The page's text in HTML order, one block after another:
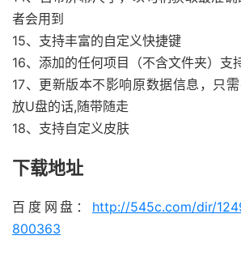
者会用到
15、支持丰富的自定义快捷键
16、添加的任何项目（不含文件夹）支
17、更新版本不影响原数据信息，只
放U盘的话,随带随走
18、支持自定义皮肤
下载地址
百度网盘： http://545c.com/dir/
800363